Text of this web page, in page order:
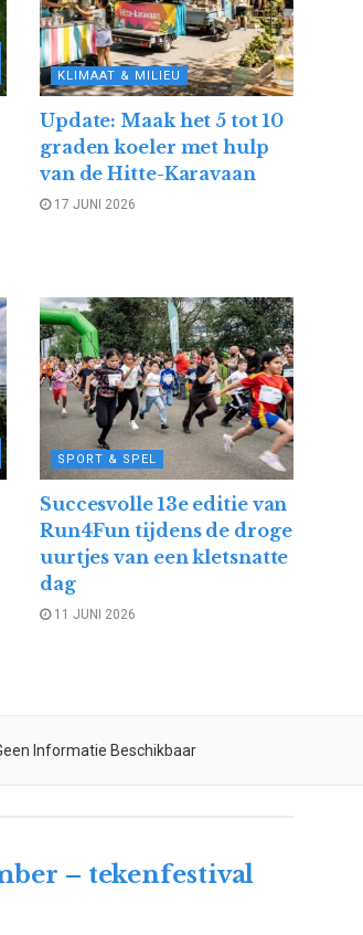
KLIMAAT & MILIEU
Update: Maak het 5 tot 10
graden koeler met hulp
van de Hitte-Karavaan
17 JUNI 2026
SPORT & SPEL
Succesvolle 13e editie van
Run4Fun tijdens de droge
uurtjes van een kletsnatte
dag
11 JUNI 2026
Informatie Beschikbaar
– tekenfestival